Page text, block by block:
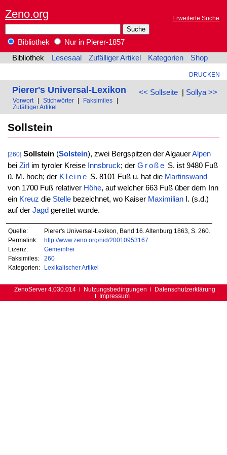
Zeno.org Erweiterte Suche
Bibliothek
Nur in Pierer-1857
Bibliothek
Lesesaal Zufälliger Artikel Kategorien Shop
DRUCKEN
<< Sollseite| Sollya >>
Pierer's Universal-Lexikon
Vorwort Stichwörter Faksimiles
Zufälliger Artikel
Sollstein
[260] Sollstein(Solstein), zwei Bergspitzen der AlgauerAlpen
bei Zirl im tyroler Kreise Innsbruck; der Große S. ist 9480 Fuß
ü. M. hoch; der Kleine S. 8101 Fuß u. hat die Martinswand
von 1700 Fuß relativer Höhe, auf welcher 663 Fuß über dem Inn
ein Kreuz die Stellebezeichnet, wo Kaiser MaximilianI. (s.d.)
auf der Jagd gerettet wurde.
Quelle:
Pierer's Universal-Lexikon, Band 16. Altenburg 1863, S. 260.
Permalink:
http://www.zeno.org/nid/20010953167
Lizenz:
Gemeinfrei
Faksimiles:
260
Kategorien:
Lexikalischer Artikel
ZenoServer 4.030.014 Nutzungsbedingungen
Datenschutzerklärung
Impressum